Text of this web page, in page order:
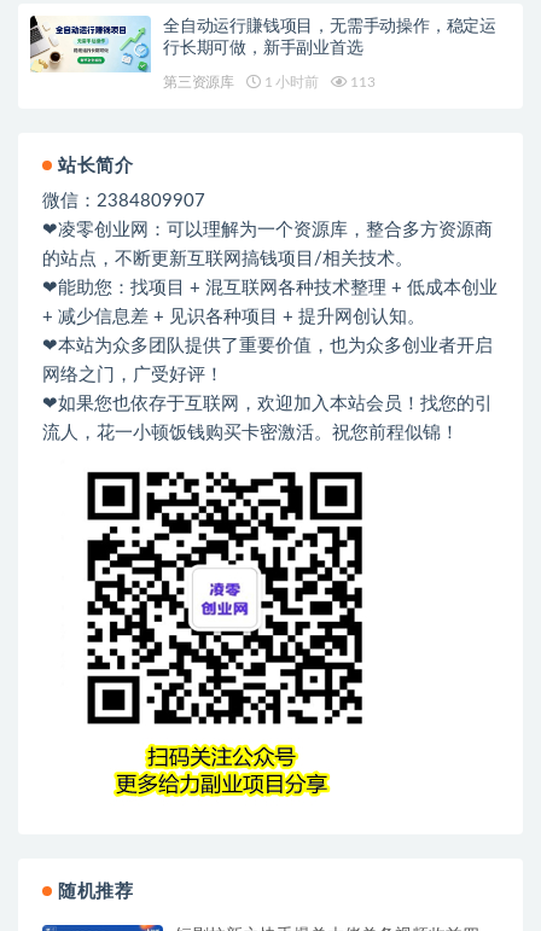
全自动运行賺钱项目，无需手动操作，稳定运
行长期可做，新手副业首选
第三资源库 1 小时前 113
站长简介
微信：2384809907
❤凌零创业网：可以理解为一个资源库，整合多方资源商
的站点，不断更新互联网搞钱项目/相关技术。
❤能助您：找项目 + 混互联网各种技术整理 + 低成本创业
+ 减少信息差 + 见识各种项目 + 提升网创认知。
❤本站为众多团队提供了重要价值，也为众多创业者开启
网络之门，广受好评！
❤如果您也依存于互联网，欢迎加入本站会员！找您的引
流人，花一小顿饭钱购买卡密激活。祝您前程似锦！
随机推荐